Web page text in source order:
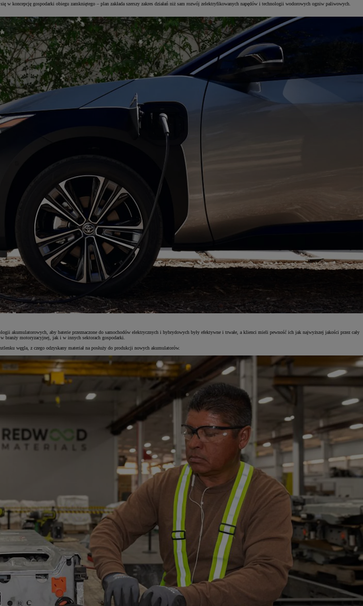
koncepcję gospodarki obiegu zamkniętego – plan zakłada szerszy zakres działań niż sam rozwój zelektryfikowanych napędów i technologii wodorowych ogniw paliwowych.
akumulatorowych, aby baterie przeznaczone do samochodów elektrycznych i hybrydowych były efektywne i trwałe, a klienci mieli pewność ich jak najwyższej jakości przez cały
branży motoryzacyjnej, jak i w innych sektorach gospodarki.
węgla, z czego odzyskany materiał na posłuży do produkcji nowych akumulatorów.